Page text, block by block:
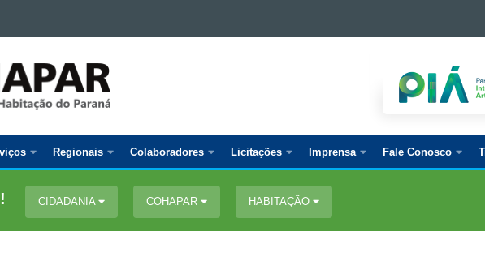
Regionais Colaboradores Licitações Imprensa Fale Conosco
CIDADANIA COHAPAR HABITAÇÃO